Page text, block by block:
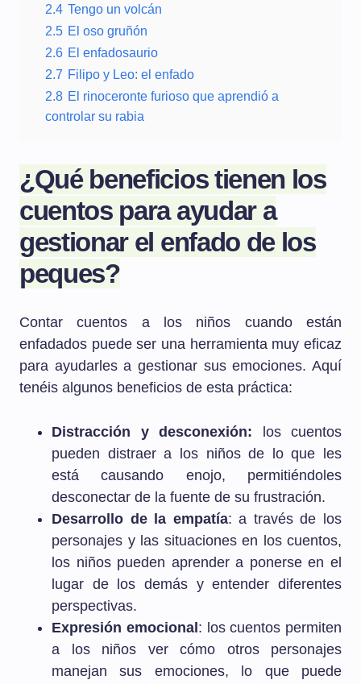
2.4 Tengo un volcán
2.5 El oso gruñón
2.6 El enfadosaurio
2.7 Filipo y Leo: el enfado
2.8 El rinoceronte furioso que aprendió a
controlar su rabia
¿Qué beneficios tienen los
cuentos para ayudar a
gestionar el enfado de los
peques?
Contar cuentos a los niños cuando están
enfadados puede ser una herramienta muy eficaz
para ayudarles a gestionar sus emociones. Aquí
tenéis algunos beneficios de esta práctica:
Distracción y desconexión:
los cuentos
pueden distraer a los niños de lo que les
está causando enojo, permitiéndoles
desconectar de la fuente de su frustración.
Desarrollo de la empatía: a través de los
personajes y las situaciones en los cuentos,
los niños pueden aprender a ponerse en el
lugar de los demás y entender diferentes
perspectivas.
Expresión emocional : los cuentos permiten
a los niños ver cómo otros personajes
manejan sus emociones, lo que puede